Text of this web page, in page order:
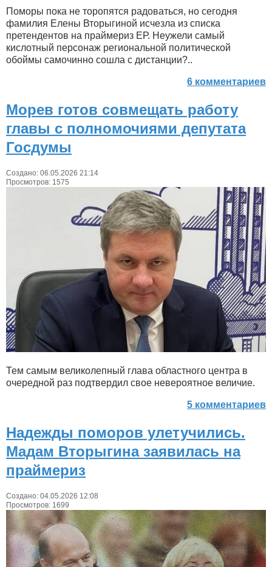
Поморы пока не торопятся радоваться, но сегодня
фамилия Елены Вторыгиной исчезла из списка
претендентов на праймериз ЕР. Неужели самый
кислотный персонаж региональной политической
обоймы самочинно сошла с дистанции?..
6 комментариев
Морев готов совмещать работу
главы с полномочиями депутата
Госдумы
Создано: 06.05.2026 21:14
Просмотров: 1575
Тем самым великолепный глава областного центра в
очередной раз подтвердил свое невероятное величие.
5 комментариев
Надежды поморов улетучились.
Мадам Вторыгина заявилась на
праймериз
Создано: 04.05.2026 12:08
Просмотров: 1699